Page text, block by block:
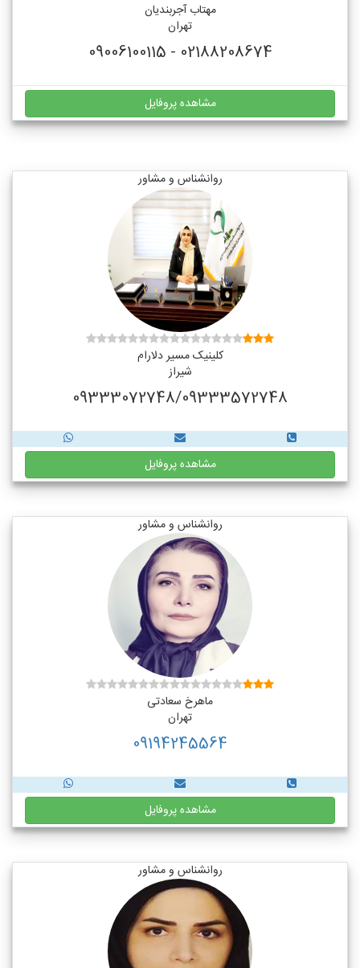
مهتاب آجربندیان
تهران
02188208674 - 09006100115
مشاهده پروفایل
روانشناس و مشاور
کلینیک مسیر دلارام
شیراز
09333072748/09333572748
مشاهده پروفایل
روانشناس و مشاور
ماهرخ سعادتی
تهران
09194245564
مشاهده پروفایل
روانشناس و مشاور